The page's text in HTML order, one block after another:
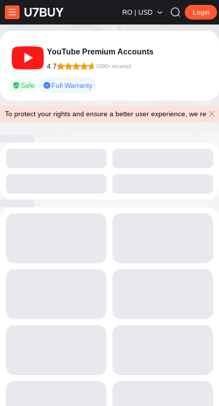
RO | USD Login
YouTube Premium Accounts
4.7 1000+ recenzii
Safe Full Warranty
To protect your rights and ensure a better user experience, we